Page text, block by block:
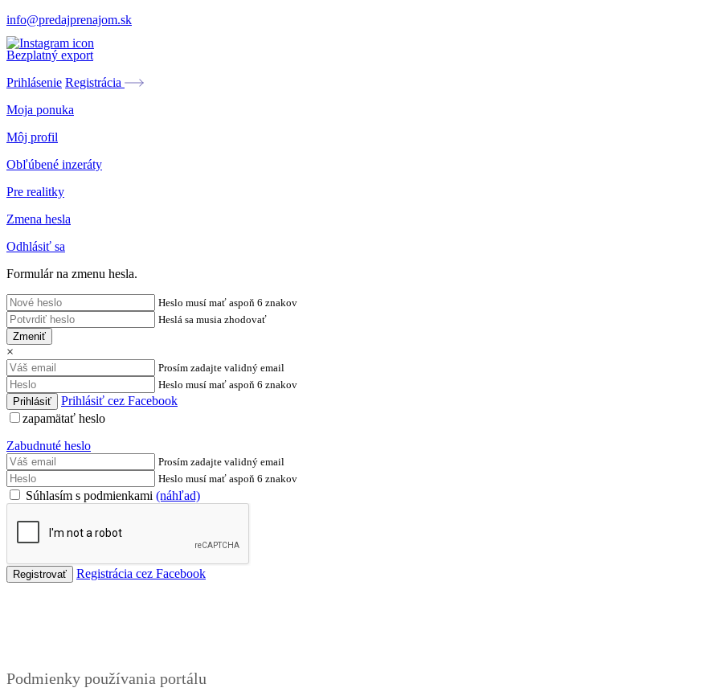
info@predajprenajom.sk
Bezplatný export
Prihlásenie Registrácia
Moja ponuka
Môj profil
Obľúbené inzeráty
Pre realitky
Zmena hesla
Odhlásiť sa
Formulár na zmenu hesla.
Heslo musí mať aspoň 6 znakov
Heslá sa musia zhodovať
Zmeniť
×
Prosím zadajte validný email
Heslo musí mať aspoň 6 znakov
Prihlásiť cez Facebook
zapamätať heslo
Zabudnuté heslo
Prosím zadajte validný email
Heslo musí mať aspoň 6 znakov
Súhlasím s podmienkami (náhľad)
Registrácia cez Facebook
Podmienky používania portálu